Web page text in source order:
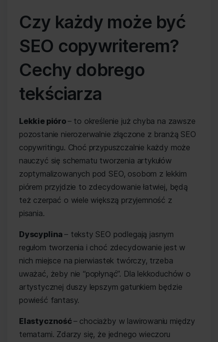
Czy każdy może być
SEO copywriterem?
Cechy dobrego
tekściarza
Lekkie pióro– to określenie już chyba na zawsze
pozostanie nierozerwalnie złączone z branżą SEO
copywritingu. Choć przypuszczalnie każdy może
nauczyć się schematu tworzenia artykułów
zoptymalizowanych pod SEO, osobom z lekkim
piórem przyjdzie to zdecydowanie łatwiej, będą
też czerpać o wiele większą przyjemność z
pisania.
Dyscyplina– teksty SEO podlegają jasnym
regułom tworzenia i choć zdecydowanie jest w
nich miejsce na pierwiastek twórczy, trzeba
uważać, żeby nie “popłynąć”. Dla lekkoduchów o
artystycznej duszy lepszym gatunkiem będzie
powieść fantasy.
Elastyczność – chociażby w lawirowaniu między
tematami. Zdarzy się, że jednego wieczoru